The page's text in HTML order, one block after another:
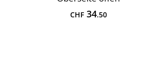
CHF34.50